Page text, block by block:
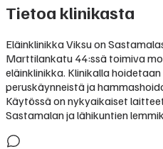
Tietoa klinikasta
Eläinklinikka Viksu on
Marttilankatu 44:ssä toimiva
eläinklinikka. Klinikalla
peruskäynneistä ja
Käytössä on nykyaikaiset
Sastamalan ja lähikuntien